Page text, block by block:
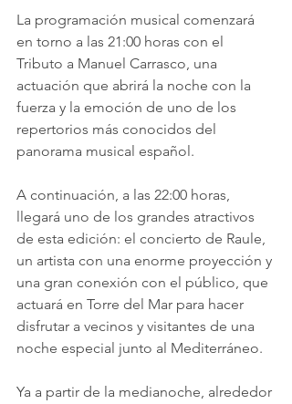
La programación musical comenzará
en torno a las 21:00 horas con el
Tributo a Manuel Carrasco, una
actuación que abrirá la noche con la
fuerza y la emoción de uno de los
repertorios más conocidos del
panorama musical español.
A continuación, a las 22:00 horas,
llegará uno de los grandes atractivos
de esta edición: el concierto de Raule,
un artista con una enorme proyección y
una gran conexión con el público, que
actuará en Torre del Mar para hacer
disfrutar a vecinos y visitantes de una
noche especial junto al Mediterráneo.
Ya a partir de la medianoche, alrededor